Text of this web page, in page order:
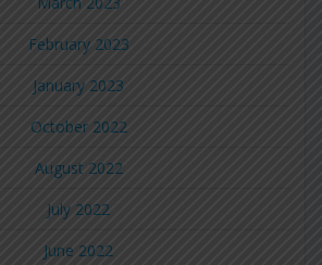
February 2023
January 2023
October 2022
August 2022
July 2022
June 2022